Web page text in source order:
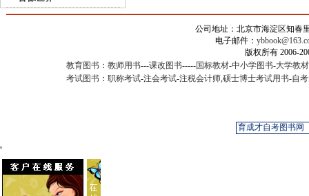
公司地址：北京市海淀区知春
电子邮件：
版权所有 2006-
教育图书 ： 教师用书---课改图书-----国标教材-中小学图书-大学教材
考试图书 ： 职称考试-注会考试-注税会计师,硕士博士考试用书-自
'